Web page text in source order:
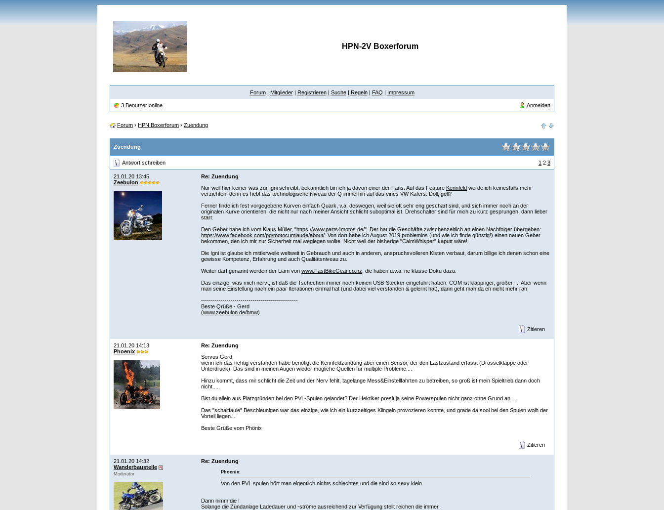
HPN-2V Boxerforum
Forum| Mitglieder| Registrieren| Suche| Regeln| FAQ | Impressum
3 Benutzer online Anmelden
Forum › HPN Boxerforum › Zuendung
Zuendung
Antwort schreiben 1 2 3
21.01.20 13:45
Zeebulon
Re: Zuendung
Nur weil hier keiner was zur Igni schreibt: bekanntlich bin ich ja davon einer der Fans. Auf das Feature Kennfeld werde ich keinesfalls mehr
verzichten, denn es hebt das technologische Niveau der Q immerhin auf das eines VW Käfers. Doll, gell?
Ferner finde ich fest vorgegebene Kurven einfach Quark, v.a. deswegen, weil sie oft sehr eng geschart sind, und sich immer noch an der
originalen Kurve orientieren, die nicht nur nach meiner Ansicht schlicht suboptimal ist. Drehschalter sind für mich zu kurz gesprungen, dann lieber
starr.
Den Geber habe ich vom Klaus Müller, "https://www.parts4motos.de/" . Der hat die Geschäfte zwischenzeitlich an einen Nachfolger übergeben:
https://www.facebook.com/pg/motocumlaude/about/ . Von dort habe ich August 2019 problemlos (und wie ich finde günstig!) einen neuen Geber
bekommen, den ich mir zur Sicherheit mal weglegen wollte. Nicht weil der bisherige "CalmWhisper" kaputt wäre!
Die Igni ist glaube ich mittlerweile weltweit in Gebrauch und auch in anderen, anspruchsvolleren Kisten verbaut, darum billige ich denen schon eine
gewisse Kompetenz, Erfahrung und auch Qualitätsniveau zu.
Weiter darf genannt werden der Liam von www.FastBikeGear.co.nz , die haben u.v.a. ne klasse Doku dazu.
Das einzige, was mich nervt, ist daß die Tschechen immer noch keinen USB-Stecker eingeführt haben. COM ist klappriger, größer, ... Aber wenn
man seine Einstellung nach ein paar Iterationen einmal hat (und dabei viel verstanden & gelernt hat), dann geht man da eh nicht mehr ran.
-------------------------------------------------
Beste Qrüße - Gerd
(www.zeebulon.de/bmw)
Zitieren
21.01.20 14:13
Phoenix
Re: Zuendung
Servus Gerd,
wenn ich das richtig verstanden habe benötigt die Kennfeldzündung aber einen Sensor, der den Lastzustand erfasst (Drosselklappe oder
Unterdruck). Das sind in meinen Augen wieder mögliche Quellen für multiple Probleme....
Hinzu kommt, dass mir schlicht die Zeit und der Nerv fehlt, tagelange Mess&Einstellfahrten zu betreiben, so groß ist mein Spieltrieb dann doch
nicht.....
Bist du allein aus Platzgründen bei den PVL-Spulen gelandet? Der Hektiker presit ja seine Powerspulen nicht ganz ohne Grund an...
Das "schaltfaule" Beschleunigen war das einzige, wie ich ein kurzzeitiges Klingeln provozieren konnte, und grade da sool bei den Spulen wolh der
Vorteil liegen....
Beste Grüße vom Phönix
Zitieren
21.01.20 14:32
Wanderbaustelle
Moderator
Re: Zuendung
Phoenix:
Von den PVL spulen hört man eigentlich nichts schlechtes und die sind so sexy klein
Dann nimm die !
Solange die Zündanlage Ladedauer und -ströme ausreichend zur Verfügung stellt reichen die immer.